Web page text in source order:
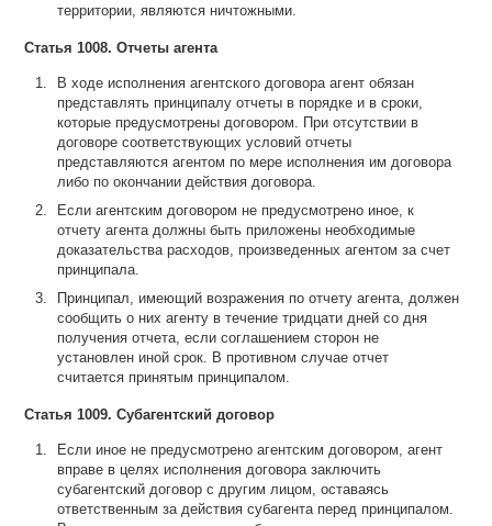
территории, являются ничтожными.
Статья 1008. Отчеты агента
В ходе исполнения агентского договора агент обязан
представлять принципалу отчеты в порядке и в сроки,
которые предусмотрены договором. При отсутствии в
договоре соответствующих условий отчеты
представляются агентом по мере исполнения им договора
либо по окончании действия договора.
Если агентским договором не предусмотрено иное, к
отчету агента должны быть приложены необходимые
доказательства расходов, произведенных агентом за счет
принципала.
Принципал, имеющий возражения по отчету агента, должен
сообщить о них агенту в течение тридцати дней со дня
получения отчета, если соглашением сторон не
установлен иной срок. В противном случае отчет
считается принятым принципалом.
Статья 1009. Субагентский договор
Если иное не предусмотрено агентским договором, агент
вправе в целях исполнения договора заключить
субагентский договор с другим лицом, оставаясь
ответственным за действия субагента перед принципалом.